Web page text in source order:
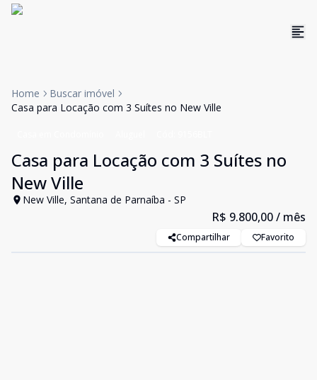
Home
Buscar imóvel
Casa para Locação com 3 Suítes no New Ville
Casa para Locação com 3 Suítes no
New Ville
New Ville, Santana de Parnaíba - SP
R$ 9.800,00/ mês
Compartilhar Favorito